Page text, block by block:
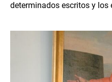
determinados escritos y los